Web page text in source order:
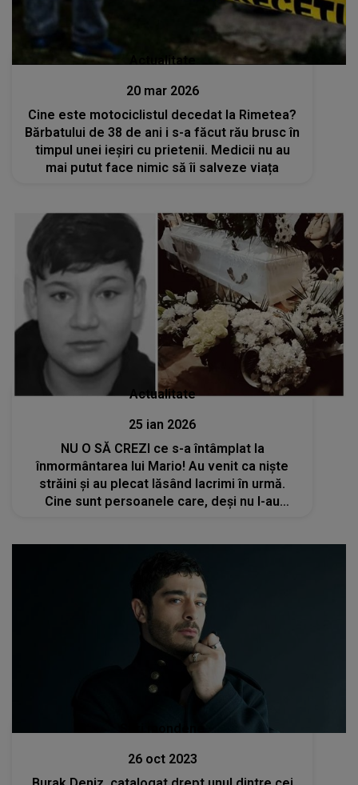
Actualitate
20 mar 2026
Cine este motociclistul decedat la Rimetea?
Bărbatului de 38 de ani i s-a făcut rău brusc în
timpul unei ieșiri cu prietenii. Medicii nu au
mai putut face nimic să îi salveze viața
Actualitate
25 ian 2026
NU O SĂ CREZI ce s-a întâmplat la
înmormântarea lui Mario! Au venit ca niște
străini și au plecat lăsând lacrimi în urmă.
Cine sunt persoanele care, deși nu l-au
26 oct 2023